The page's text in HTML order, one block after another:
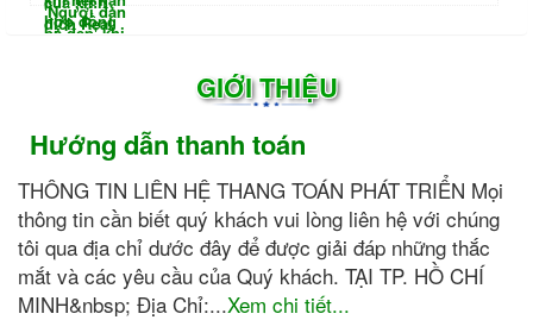
GIỚI THIỆU
Hướng dẫn thanh toán
THÔNG TIN LIÊN HỆ THANG TOÁN PHÁT TRIỂN Mọi
thông tin cần biết quý khách vui lòng liên hệ với chúng
tôi qua địa chỉ dước đây để được giải đáp những thắc
mắt và các yêu cầu của Quý khách. TẠI TP. HỒ CHÍ
MINH&nbsp; Địa Chỉ:...Xem chi tiết...